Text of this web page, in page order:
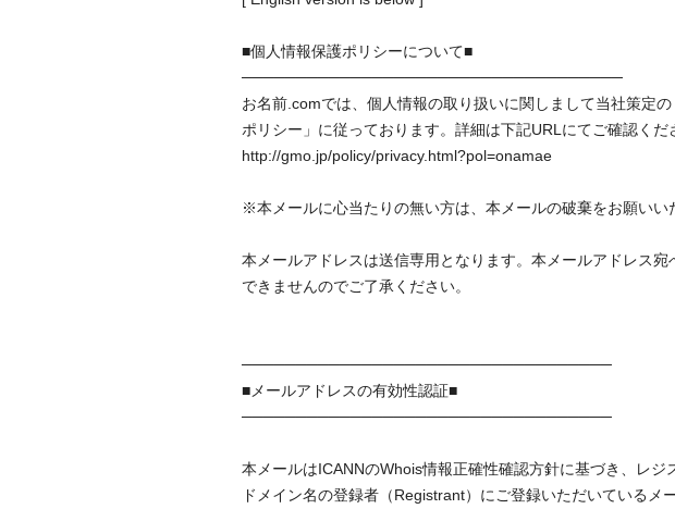
■個人情報保護ポリシーについて■
───────────────────────────────────
お名前.comでは、個人情報の取り扱いに関しまして当社策定
ポリシー」に従っております。詳細は下記URLにてご確認くだ
http://gmo.jp/policy/privacy.html?pol=onamae
※本メールに心当たりの無い方は、本メールの破棄をお願いい
本メールアドレスは送信専用となります。本メールアドレス宛
できませんのでご了承ください。
──────────────────────────────────
■メールアドレスの有効性認証■
──────────────────────────────────
本メールはICANNのWhois情報正確性確認方針に基づき、レジ
ドメイン名の登録者（Registrant）にご登録いただいているメ